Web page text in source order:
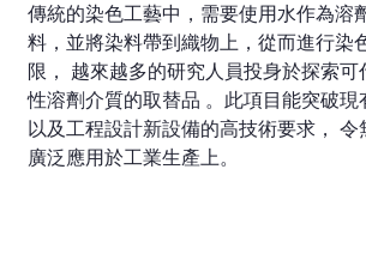
傳統的染色工藝中，需要使用水作為溶
料，並將染料帶到織物上，從而進行染
限， 越來越多的研究人員投身於探索可
性溶劑介質的取替品 。此項目能突破
以及工程設計新設備的高技術要求， 令
廣泛應用於工業生產上。